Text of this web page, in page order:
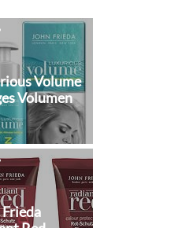
Volume
Volumen